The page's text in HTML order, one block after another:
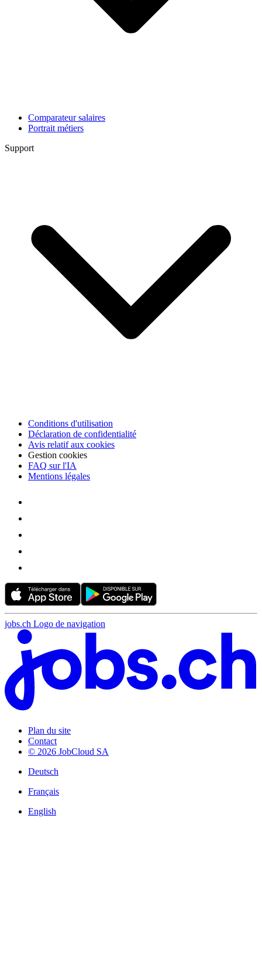
Comparateur salaires
Portrait métiers
Support
Conditions d'utilisation
Déclaration de confidentialité
Avis relatif aux cookies
Gestion cookies
FAQ sur l'IA
Mentions légales
jobs.ch Logo de navigation
Plan du site
Contact
© 2026 JobCloud SA
Deutsch
Français
English